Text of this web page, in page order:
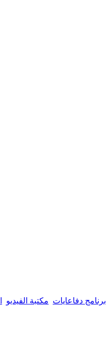
برنامج دفاعايات مكتبة الفيديو